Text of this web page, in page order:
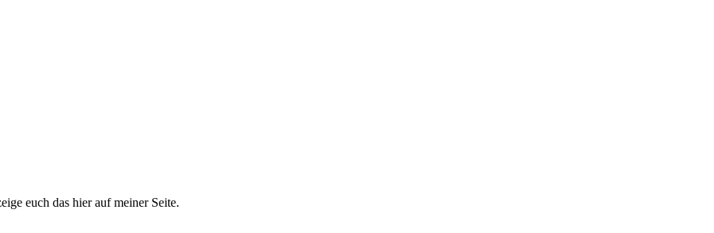
euch das hier auf meiner Seite.